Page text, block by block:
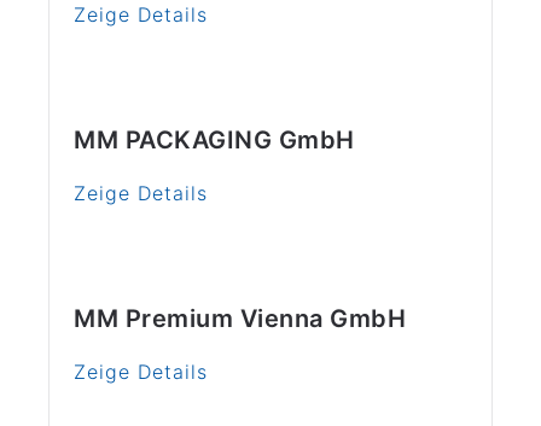
Zeige Details
MM PACKAGING GmbH
Zeige Details
MM Premium Vienna GmbH
Zeige Details